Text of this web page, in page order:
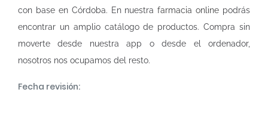
con base en Córdoba. En nuestrafarmacia online podrás
encontrar un amplio catálogo de productos. Compra sin
moverte desde nuestra app o desde el ordenador,
nosotros nos ocupamos del resto.
Fecha revisión: